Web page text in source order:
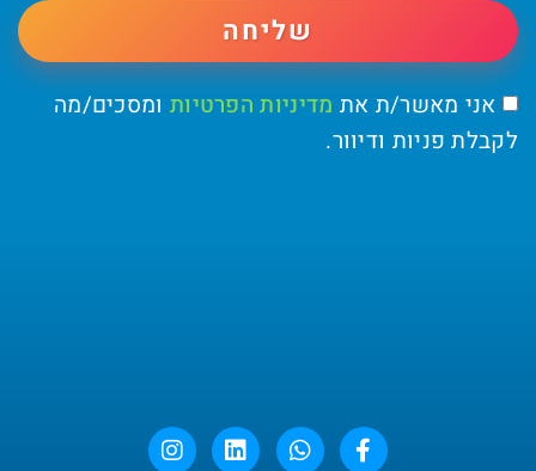
אני מאשר/ת את מדיניות הפרטיות ומסכים/מה
לקבלת פניות ודיוור.
שליחה